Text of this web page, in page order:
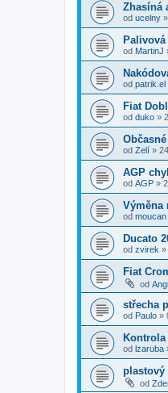
Zhasíná
od ucelny »
od MartinJ
od patrik.el
Fiat
od duko »
od Zelí »
AGP
od AGP »
Výměna
od moucan
Ducato
od zvirek »
Fiat
od
střecha
od Paulo »
od lzaruba
plastový
od